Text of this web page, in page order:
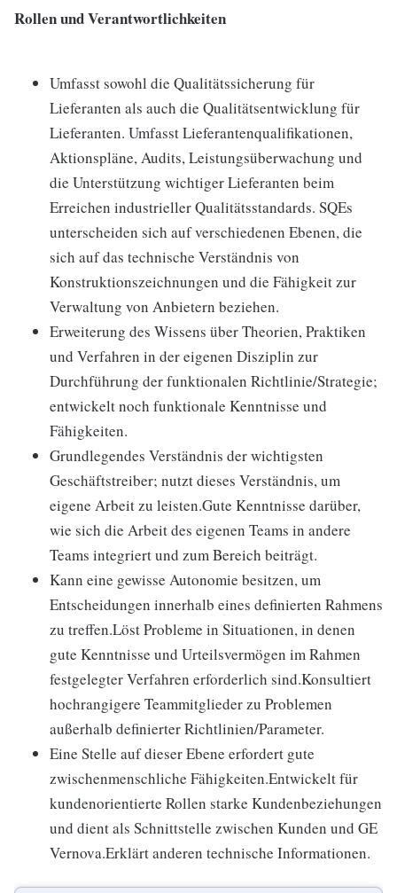
Rollen und Verantwortlichkeiten
Umfasst sowohl die Qualitätssicherung für
Lieferanten als auch die Qualitätsentwicklung für
Lieferanten. Umfasst Lieferantenqualifikationen,
Aktionspläne, Audits, Leistungsüberwachung und
die Unterstützung wichtiger Lieferanten beim
Erreichen industrieller Qualitätsstandards. SQEs
unterscheiden sich auf verschiedenen Ebenen, die
sich auf das technische Verständnis von
Konstruktionszeichnungen und die Fähigkeit zur
Verwaltung von Anbietern beziehen.
Erweiterung des Wissens über Theorien, Praktiken
und Verfahren in der eigenen Disziplin zur
Durchführung der funktionalen Richtlinie/Strategie;
entwickelt noch funktionale Kenntnisse und
Fähigkeiten.
Grundlegendes Verständnis der wichtigsten
Geschäftstreiber; nutzt dieses Verständnis, um
eigene Arbeit zu leisten.Gute Kenntnisse darüber,
wie sich die Arbeit des eigenen Teams in andere
Teams integriert und zum Bereich beiträgt.
Kann eine gewisse Autonomie besitzen, um
Entscheidungen innerhalb eines definierten Rahmens
zu treffen.Löst Probleme in Situationen, in denen
gute Kenntnisse und Urteilsvermögen im Rahmen
festgelegter Verfahren erforderlich sind.Konsultiert
hochrangigere Teammitglieder zu Problemen
außerhalb definierter Richtlinien/Parameter.
Eine Stelle auf dieser Ebene erfordert gute
zwischenmenschliche Fähigkeiten.Entwickelt für
kundenorientierte Rollen starke Kundenbeziehungen
und dient als Schnittstelle zwischen Kunden und GE
Vernova.Erklärt anderen technische Informationen.